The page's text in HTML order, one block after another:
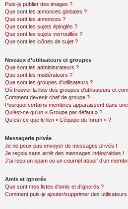
Puis-je publier des images ?
Que sont les annonces globales ?
Que sont les annonces ?
Que sont les sujets épinglés ?
Que sont les sujets verrouillés ?
Que sont les icônes de sujet ?
Niveaux d’utilisateurs et groupes
Que sont les administrateurs ?
Que sont les modérateurs ?
Que sont les groupes d’utilisateurs ?
Où trouver la liste des groupes d’utilisateurs et
Comment devenir chef de groupe ?
Pourquoi certains membres apparaissent dans
Qu’est-ce qu’un « Groupe par défaut » ?
Qu’est-ce que le lien « L’équipe du forum » ?
Messagerie privée
Je ne peux pas envoyer de messages privés !
Je reçois sans arrêt des messages indésirables !
J’ai reçu un spam ou un courriel abusif d’un
Amis et ignorés
Que sont mes listes d’amis et d’ignorés ?
Comment puis-je ajouter/supprimer des utilisateurs